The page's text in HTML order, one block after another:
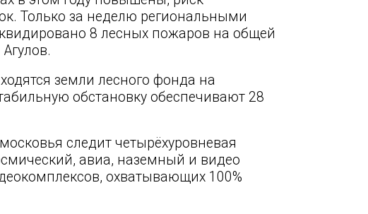
Только за неделю региональными
8 лесных пожаров на общей
земли лесного фонда на
обстановку обеспечивают 28
следит четырёхуровневая
авиа, наземный и видео
охватывающих 100%